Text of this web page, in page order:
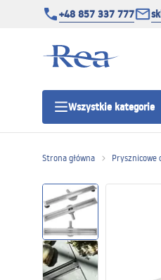
+48 857 337 777
Wszystkie kategorie
Kategorie produktowe
Kabiny
Drzwi prysznicowe
Brodziki
Strona główna Prysznicowe